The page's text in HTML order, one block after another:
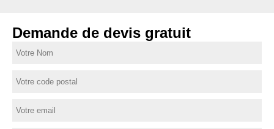
Demande de devis gratuit